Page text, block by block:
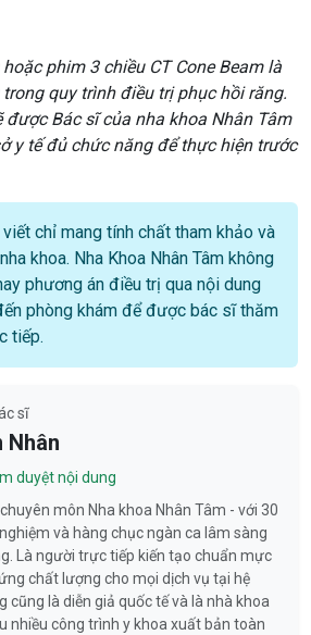
phim 3 chiều CT Cone Beam là
quy trình điều trị phục hồi răng.
được Bác sĩ của nha khoa Nhân Tâm
y tế đủ chức năng để thực hiện trước
chỉ mang tính chất tham khảo và
khoa. Nha Khoa Nhân Tâm không
phương án điều trị qua nội dung
phòng khám để được bác sĩ thăm
tiếp.
sĩ
Nhân
duyệt nội dung
môn Nha khoa Nhân Tâm - với 30
và hàng chục ngàn ca lâm sàng
Là người trực tiếp kiến tạo chuẩn mực
chất lượng cho mọi dịch vụ tại hệ
cũng là diễn giả quốc tế và là nhà khoa
nhiều công trình y khoa xuất bản toàn